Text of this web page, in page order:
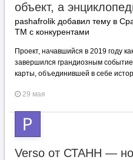
объект, а
pashafrolik добавил тему в
TM с конкурентами
Проект, начавшийся в 2019 году
завершился грандиозным
карты, объединившей в себе
29 мая
Verso от СТАНН —